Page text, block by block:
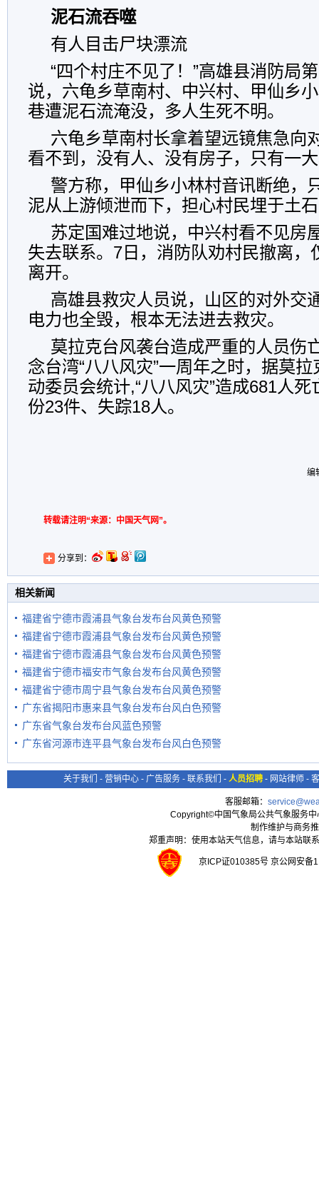
泥石流吞噬
有人目击尸块漂流
“四个村庄不见了！”高雄县消防局
说，六龟乡草南村、中兴村、甲仙乡
巷遭泥石流淹没，多人生死不明。
六龟乡草南村长拿着望远镜焦急向
看不到，没有人、没有房子，只有一
警方称，甲仙乡小林村音讯断绝，
泥从上游倾泄而下，担心村民埋于土
苏定国难过地说，中兴村看不见房
失去联系。7日，消防队劝村民撤离，
离开。
高雄县救灾人员说，山区的对外交
电力也全毁，根本无法进去救灾。
莫拉克台风袭台造成严重的人员伤
念台湾“八八风灾”一周年之时，据莫
动委员会统计,“八八风灾”造成681人
份23件、失踪18人。
编
转载请注明“来源：中国天气网”。
分享到：
相关新闻
福建省宁德市霞浦县气象台发布台风黄色预警
福建省宁德市霞浦县气象台发布台风黄色预警
福建省宁德市霞浦县气象台发布台风黄色预警
福建省宁德市福安市气象台发布台风黄色预警
福建省宁德市周宁县气象台发布台风黄色预警
广东省揭阳市惠来县气象台发布台风白色预警
广东省气象台发布台风蓝色预警
广东省河源市连平县气象台发布台风白色预警
关于我们 - 营销中心 - 广告服务 - 联系我们 - 人员招聘 - 网站律师 -
客服邮箱：
Copyright©中国气象局公共气象服务
制作维护与商务
郑重声明：使用本站天气信息，请与本站联
京ICP证010385号 京公网安备